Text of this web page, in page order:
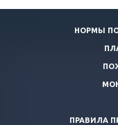
НОРМЫ
ПРАВИЛА